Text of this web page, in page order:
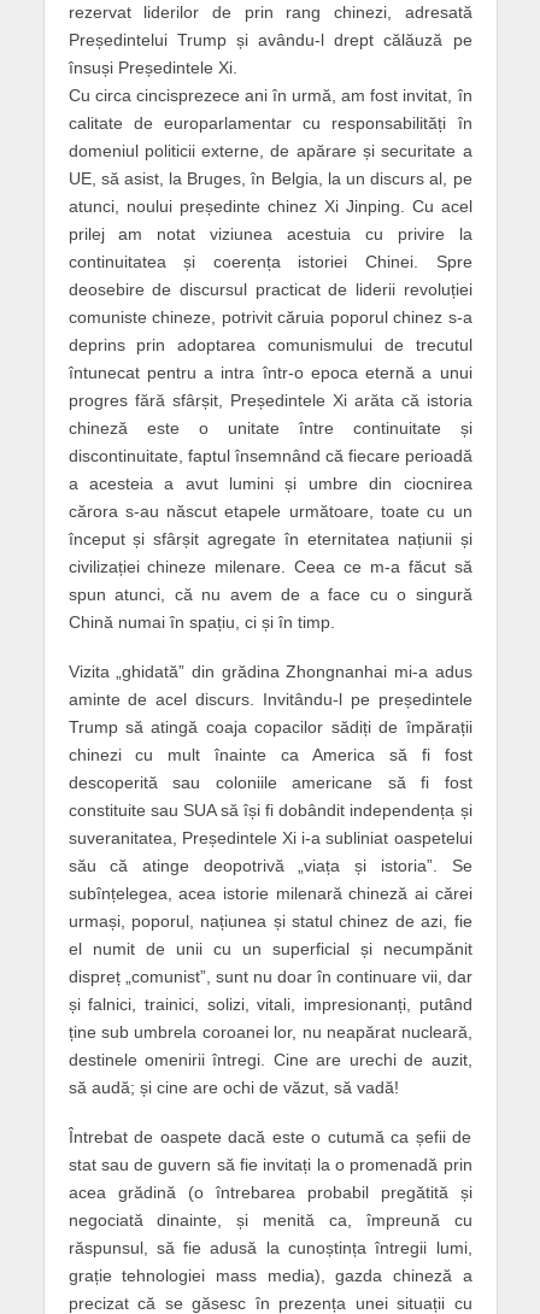
rezervat liderilor de prin rang chinezi, adresată
Președintelui Trump și avându-l drept călăuză pe
însuși Președintele Xi.
Cu circa cincisprezece ani în urmă, am fost invitat, în
calitate de europarlamentar cu responsabilități în
domeniul politicii externe, de apărare și securitate a
UE, să asist, la Bruges, în Belgia, la un discurs al, pe
atunci, noului președinte chinez Xi Jinping. Cu acel
prilej am notat viziunea acestuia cu privire la
continuitatea și coerența istoriei Chinei. Spre
deosebire de discursul practicat de liderii revoluției
comuniste chineze, potrivit căruia poporul chinez s-a
deprins prin adoptarea comunismului de trecutul
întunecat pentru a intra într-o epoca eternă a unui
progres fără sfârșit, Președintele Xi arăta că istoria
chineză este o unitate între continuitate și
discontinuitate, faptul însemnând că fiecare perioadă
a acesteia a avut lumini și umbre din ciocnirea
cărora s-au născut etapele următoare, toate cu un
început și sfârșit agregate în eternitatea națiunii și
civilizației chineze milenare. Ceea ce m-a făcut să
spun atunci, că nu avem de a face cu o singură
Chină numai în spațiu, ci și în timp.
Vizita „ghidată” din grădina Zhongnanhai mi-a adus
aminte de acel discurs. Invitându-l pe președintele
Trump să atingă coaja copacilor sădiți de împărații
chinezi cu mult înainte ca America să fi fost
descoperită sau coloniile americane să fi fost
constituite sau SUA să își fi dobândit independența și
suveranitatea, Președintele Xi i-a subliniat oaspetelui
său că atinge deopotrivă „viața și istoria”. Se
subînțelegea, acea istorie milenară chineză ai cărei
urmași, poporul, națiunea și statul chinez de azi, fie
el numit de unii cu un superficial și necumpănit
dispreț „comunist”, sunt nu doar în continuare vii, dar
și falnici, trainici, solizi, vitali, impresionanți, putând
ține sub umbrela coroanei lor, nu neapărat nucleară,
destinele omenirii întregi. Cine are urechi de auzit,
să audă; și cine are ochi de văzut, să vadă!
Întrebat de oaspete dacă este o cutumă ca șefii de
stat sau de guvern să fie invitați la o promenadă prin
acea grădină (o întrebarea probabil pregătită și
negociată dinainte, și menită ca, împreună cu
răspunsul, să fie adusă la cunoștința întregii lumi,
grație tehnologiei mass media), gazda chineză a
precizat că se găsesc în prezența unei situații cu